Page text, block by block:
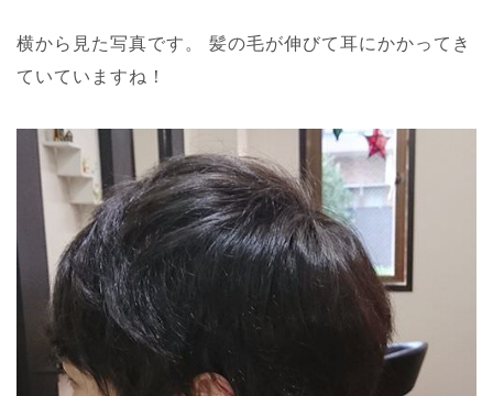
横から見た写真です。
髪の毛が伸びて耳にかかってき
ていていますね！